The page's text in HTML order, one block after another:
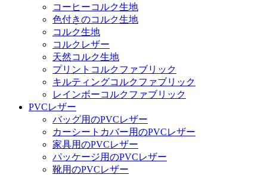
コーヒーコルク生地
色付きのコルク生地
コルク生地
コルクレザー
天然コルク生地
プリントコルクファブリック
キルティングコルクファブリック
レインボーコルクファブリック
PVCレザー
バッグ用のPVCレザー
カーシートカバー用のPVCレザー
家具用のPVCレザー
パッケージ用のPVCレザー
靴用のPVCレザー